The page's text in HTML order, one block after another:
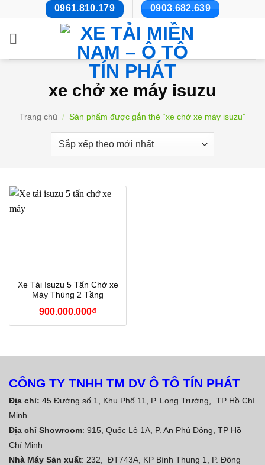
nội
0961.810.179 0903.682.639
xe chở xe máy isuzu
Trang chủ / Sản phẩm được gắn thẻ “xe chở xe máy isuzu”
Xe Tải Isuzu 5 Tấn Chở xe
Máy Thùng 2 Tầng
900.000.000₫
CÔNG TY TNHH TM DV Ô TÔ TÍN PHÁT
Địa chỉ: 45 Đường số 1, Khu Phố 11, P. Long Trường, TP Hồ Chí
Minh
Địa chỉ Showroom: 915, Quốc Lộ 1A, P. An Phú Đông, TP Hồ
Chí Minh
Nhà Máy Sản xuất: 232, ĐT743A, KP Bình Thung 1, P. Đông